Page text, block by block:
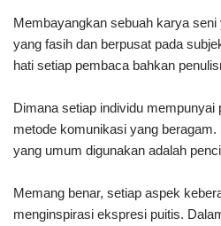
Membayangkan sebuah karya seni
yang fasih dan berpusat pada
hati setiap pembaca bahkan
Dimana setiap individu mempunyai
metode komunikasi yang
yang umum digunakan adalah
Memang benar, setiap aspek
menginspirasi ekspresi puitis.